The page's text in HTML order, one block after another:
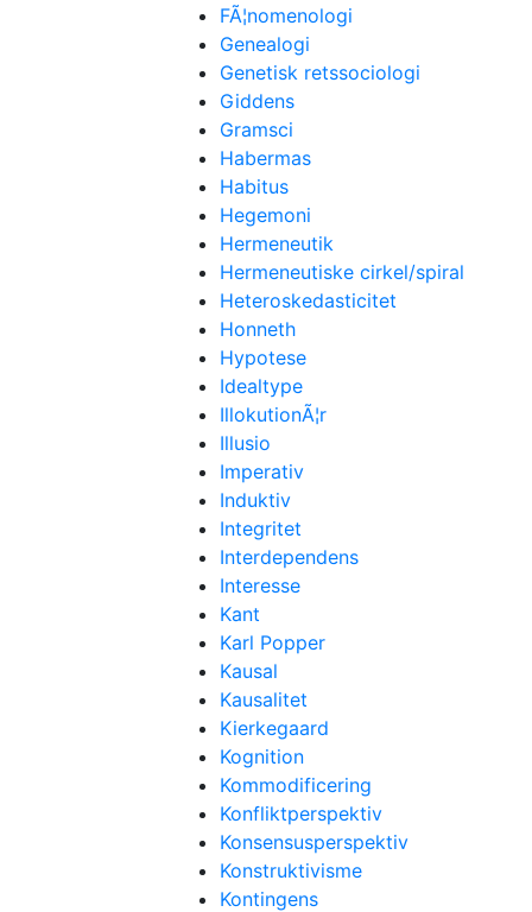
FÃ¦nomenologi
Genealogi
Genetisk retssociologi
Giddens
Gramsci
Habermas
Habitus
Hegemoni
Hermeneutik
Hermeneutiske cirkel/spiral
Heteroskedasticitet
Honneth
Hypotese
Idealtype
IllokutionÃ¦r
Illusio
Imperativ
Induktiv
Integritet
Interdependens
Interesse
Kant
Karl Popper
Kausal
Kausalitet
Kierkegaard
Kognition
Kommodificering
Konfliktperspektiv
Konsensusperspektiv
Konstruktivisme
Kontingens